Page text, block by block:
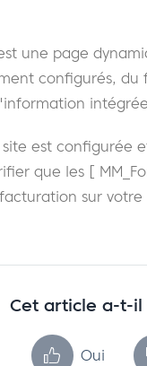
une page
configurés,
est
que les [
sur
Cet article a-t-
Oui